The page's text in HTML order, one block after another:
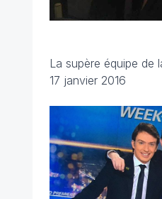
La supère équipe de
17 janvier 2016